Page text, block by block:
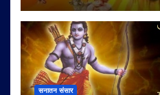
सनातन संसार